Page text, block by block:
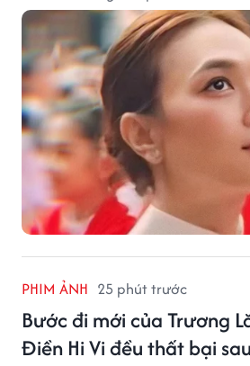
thành phố biển.
PHIM ẢNH 25 phút trước
Bước đi mới của Trương
Điền Hi Vi đều thất bại